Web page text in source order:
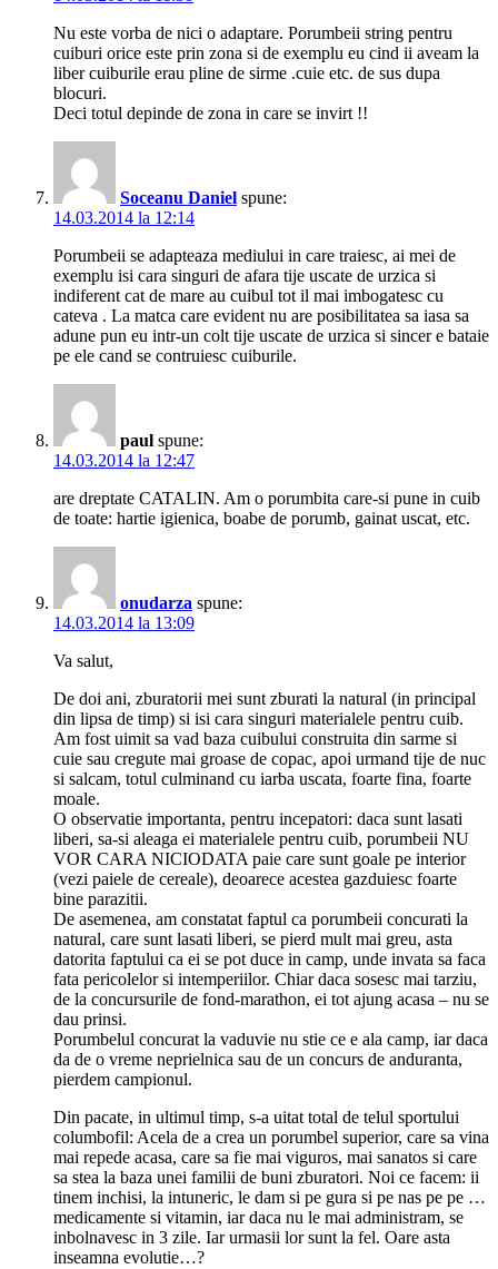
Nu este vorba de nici o adaptare. Porumbeii string pentru
cuiburi orice este prin zona si de exemplu eu cind ii aveam la
liber cuiburile erau pline de sirme .cuie etc. de sus dupa
blocuri.
Deci totul depinde de zona in care se invirt !!
Soceanu Daniel spune:
14.03.2014 la 12:14
Porumbeii se adapteaza mediului in care traiesc, ai mei de
exemplu isi cara singuri de afara tije uscate de urzica si
indiferent cat de mare au cuibul tot il mai imbogatesc cu
cateva . La matca care evident nu are posibilitatea sa iasa sa
adune pun eu intr-un colt tije uscate de urzica si sincer e bataie
pe ele cand se contruiesc cuiburile.
paul spune:
14.03.2014 la 12:47
are dreptate CATALIN. Am o porumbita care-si pune in cuib
de toate: hartie igienica, boabe de porumb, gainat uscat, etc.
onudarza spune:
14.03.2014 la 13:09
Va salut,
De doi ani, zburatorii mei sunt zburati la natural (in principal
din lipsa de timp) si isi cara singuri materialele pentru cuib.
Am fost uimit sa vad baza cuibului construita din sarme si
cuie sau cregute mai groase de copac, apoi urmand tije de nuc
si salcam, totul culminand cu iarba uscata, foarte fina, foarte
moale.
O observatie importanta, pentru incepatori: daca sunt lasati
liberi, sa-si aleaga ei materialele pentru cuib, porumbeii NU
VOR CARA NICIODATA paie care sunt goale pe interior
(vezi paiele de cereale), deoarece acestea gazduiesc foarte
bine parazitii.
De asemenea, am constatat faptul ca porumbeii concurati la
natural, care sunt lasati liberi, se pierd mult mai greu, asta
datorita faptului ca ei se pot duce in camp, unde invata sa faca
fata pericolelor si intemperiilor. Chiar daca sosesc mai tarziu,
de la concursurile de fond-marathon, ei tot ajung acasa – nu se
dau prinsi.
Porumbelul concurat la vaduvie nu stie ce e ala camp, iar daca
da de o vreme neprielnica sau de un concurs de anduranta,
pierdem campionul.
Din pacate, in ultimul timp, s-a uitat total de telul sportului
columbofil: Acela de a crea un porumbel superior, care sa vina
mai repede acasa, care sa fie mai viguros, mai sanatos si care
sa stea la baza unei familii de buni zburatori. Noi ce facem: ii
tinem inchisi, la intuneric, le dam si pe gura si pe nas pe pe …
medicamente si vitamin, iar daca nu le mai administram, se
inbolnavesc in 3 zile. Iar urmasii lor sunt la fel. Oare asta
inseamna evolutie…?